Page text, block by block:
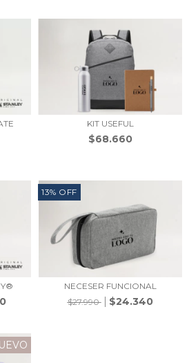
KIT USEFUL
$68.660
13% OFF
NECESER FUNCIONAL
$27.990
$24.340